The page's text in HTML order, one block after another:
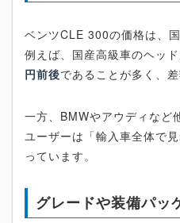
ベンツCLE 300の価格は、
例えば、国産高級車のヘッ
円前後であることが多く、
一方、BMWやアウディなど
ユーザーは「輸入車全体で
っています。
グレードや装備パッ